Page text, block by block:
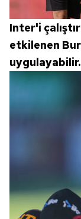
Inter'i
etkilenen
uygulayabilir.